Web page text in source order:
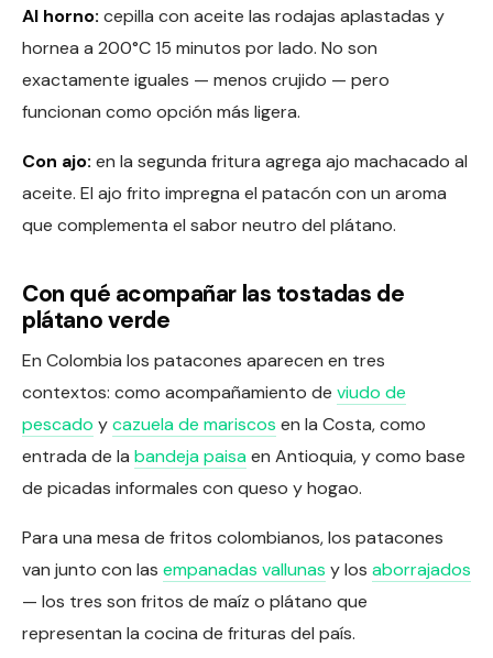
Al horno: cepilla con aceite las rodajas aplastadas y
hornea a 200°C 15 minutos por lado. No son
exactamente iguales — menos crujido — pero
funcionan como opción más ligera.
Con ajo: en la segunda fritura agrega ajo machacado al
aceite. El ajo frito impregna el patacón con un aroma
que complementa el sabor neutro del plátano.
Con qué acompañar las tostadas de
plátano verde
En Colombia los patacones aparecen en tres
contextos: como acompañamiento de viudo de
pescado ycazuela de mariscos en la Costa, como
entrada de la bandeja paisaen Antioquia, y como base
de picadas informales con queso y hogao.
Para una mesa de fritos colombianos, los patacones
van junto con las empanadas vallunas y los aborrajados
— los tres son fritos de maíz o plátano que
representan la cocina de frituras del país.